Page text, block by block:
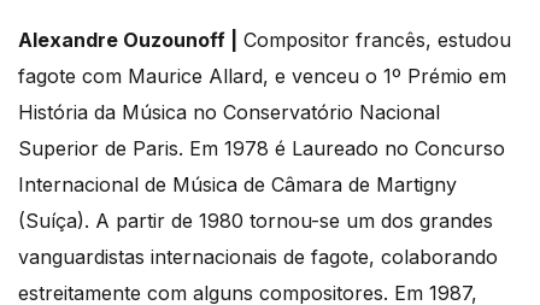
Alexandre Ouzounoff |
Compositor francês, estudou
fagote com Maurice Allard, e venceu o 1º Prémio em
História da Música no Conservatório Nacional
Superior de Paris. Em 1978 é Laureado no Concurso
Internacional de Música de Câmara de Martigny
(Suíça). A partir de 1980 tornou-se um dos grandes
vanguardistas internacionais de fagote, colaborando
estreitamente com alguns compositores. Em 1987,